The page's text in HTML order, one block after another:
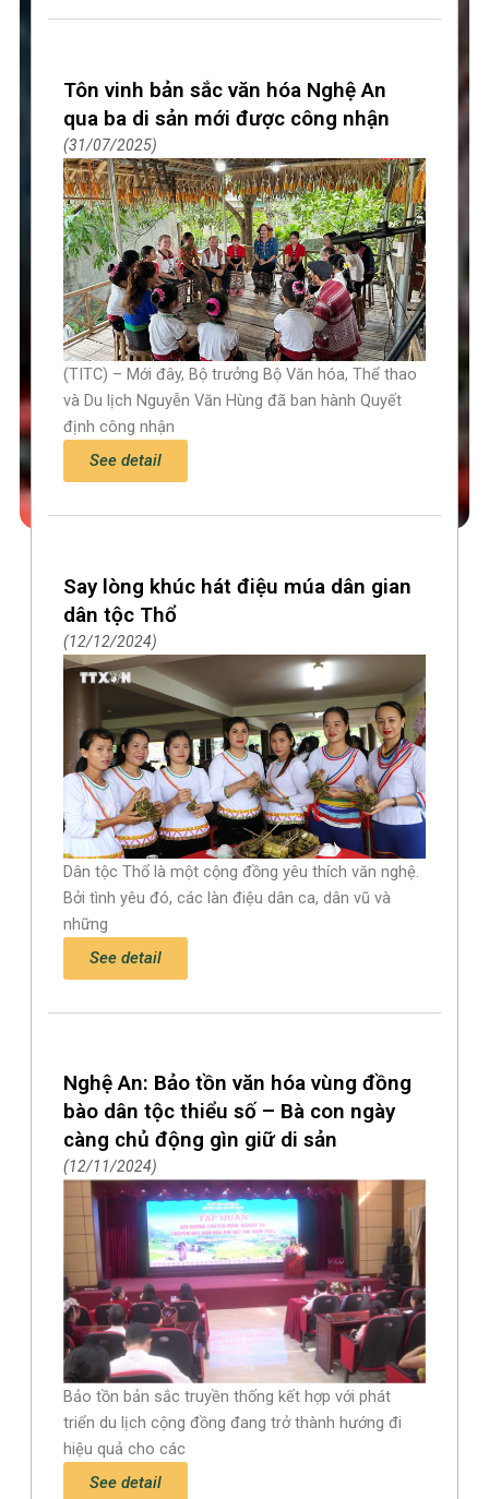
Tôn vinh bản sắc văn hóa Nghệ An
qua ba di sản mới được công nhận
31/07/2025
(TITC) – Mới đây, Bộ trưởng Bộ Văn hóa, Thể thao
và Du lịch Nguyễn Văn Hùng đã ban hành Quyết
định công nhận
See detail
Say lòng khúc hát điệu múa dân gian
dân tộc Thổ
12/12/2024
Dân tộc Thổ là một cộng đồng yêu thích văn nghệ.
Bởi tình yêu đó, các làn điệu dân ca, dân vũ và
những
See detail
Nghệ An: Bảo tồn văn hóa vùng đồng
bào dân tộc thiểu số – Bà con ngày
càng chủ động gìn giữ di sản
12/11/2024
Bảo tồn bản sắc truyền thống kết hợp với phát
triển du lịch cộng đồng đang trở thành hướng đi
hiệu quả cho các
See detail